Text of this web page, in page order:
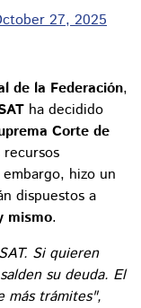
27, 2025
de la Federación,
ha decidido
Corte de
hizo un
dispuestos a
mismo.
Si quieren
su deuda. El
más trámites",